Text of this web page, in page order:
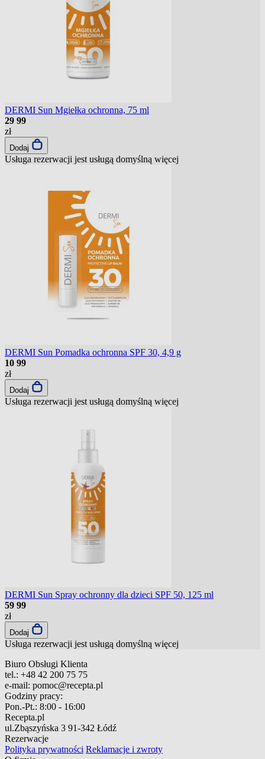
DERMI Sun Mgiełka ochronna, 75 ml
29 99
zł
Dodaj
Usługa rezerwacji jest usługą domyślną więcej
DERMI Sun Pomadka ochronna SPF 30, 4,9 g
10 99
zł
Dodaj
Usługa rezerwacji jest usługą domyślną więcej
DERMI Sun Spray ochronny dla dzieci SPF 50, 125 ml
59 99
zł
Dodaj
Usługa rezerwacji jest usługą domyślną więcej
Biuro Obsługi Klienta
tel.: +48 42 200 75 75
e-mail: pomoc@recepta.pl
Godziny pracy:
Pon.-Pt.: 8:00 - 16:00
Recepta.pl
ul.Zbąszyńska 3 91-342 Łódź
Rezerwacje
Polityka prywatności Reklamacje i zwroty